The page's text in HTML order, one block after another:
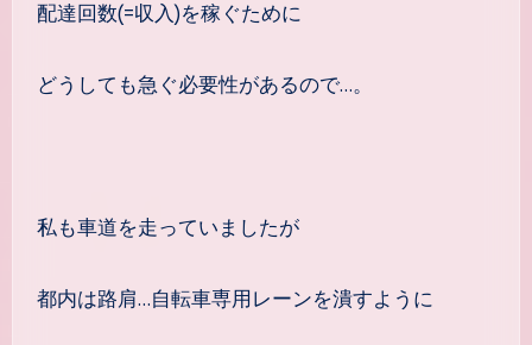
配達回数(=収入)を稼ぐために
どうしても急ぐ必要性があるので…。
私も車道を走っていましたが
都内は路肩…自転車専用レーンを潰すように